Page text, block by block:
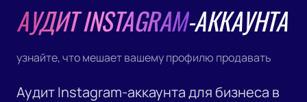
АУДИТ INSTAGRAM-АККАУНТА
узнайте, что мешает вашему профилю продавать
Аудит Instagram-аккаунта для бизнеса в